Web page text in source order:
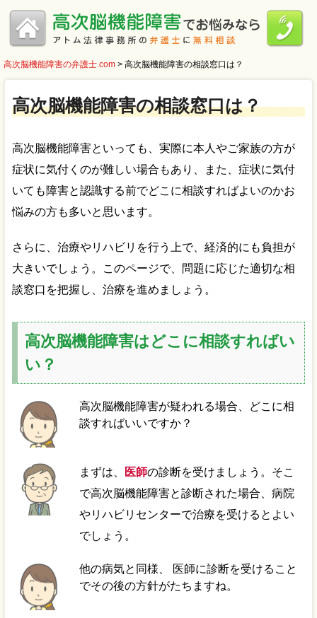
高次脳機能障害の弁護士.com > 高次脳機能障害の相談窓口は？
高次脳機能障害の相談窓口は？
高次脳機能障害といっても、実際に本人やご家族の方が
症状に気付くのが難しい場合もあり、また、症状に気付
いても障害と認識する前でどこに相談すればよいのかお
悩みの方も多いと思います。
さらに、治療やリハビリを行う上で、経済的にも負担が
大きいでしょう。このページで、問題に応じた適切な相
談窓口を把握し、治療を進めましょう。
高次脳機能障害はどこに相談すればい
い？
高次脳機能障害が疑われる場合、どこに相
談すればいいですか？
まずは、 医師の診断を受けましょう。そこ
で高次脳機能障害と診断された場合、病院
やリハビリセンターで治療を受けるとよい
でしょう。
他の病気と同様、 医師に診断を受けること
でその後の方針がたちますね。